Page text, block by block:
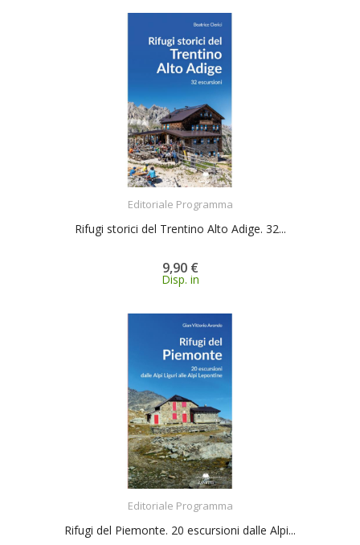
Editoriale Programma
Rifugi storici del Trentino Alto Adige. 32...
9,90 €
Disp. in
Editoriale Programma
Rifugi del Piemonte. 20 escursioni dalle Alpi...